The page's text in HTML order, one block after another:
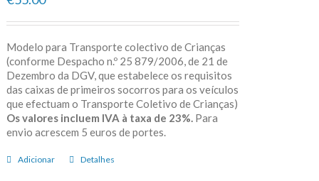
Modelo para Transporte colectivo de Crianças
(conforme Despacho n.º 25 879/2006, de 21 de
Dezembro da DGV, que estabelece os requisitos
das caixas de primeiros socorros para os veículos
que efectuam o Transporte Coletivo de Crianças)
Os valores incluem IVA à taxa de 23%. Para
envio acrescem 5 euros de portes.
Adicionar Detalhes